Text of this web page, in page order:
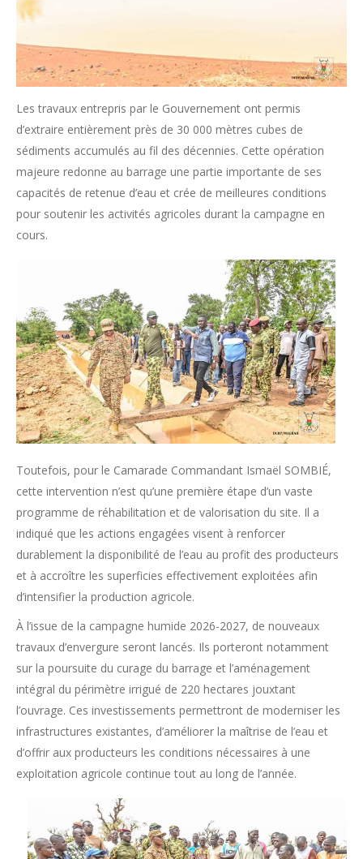
Les travaux entrepris par le Gouvernement ont permis
d’extraire entièrement près de 30 000 mètres cubes de
sédiments accumulés au fil des décennies. Cette opération
majeure redonne au barrage une partie importante de ses
capacités de retenue d’eau et crée de meilleures conditions
pour soutenir les activités agricoles durant la campagne en
cours.
Toutefois, pour le Camarade Commandant Ismaël SOMBIÉ,
cette intervention n’est qu’une première étape d’un vaste
programme de réhabilitation et de valorisation du site. Il a
indiqué que les actions engagées visent à renforcer
durablement la disponibilité de l’eau au profit des producteurs
et à accroître les superficies effectivement exploitées afin
d’intensifier la production agricole.
À l’issue de la campagne humide 2026-2027, de nouveaux
travaux d’envergure seront lancés. Ils porteront notamment
sur la poursuite du curage du barrage et l’aménagement
intégral du périmètre irrigué de 220 hectares jouxtant
l’ouvrage. Ces investissements permettront de moderniser les
infrastructures existantes, d’améliorer la maîtrise de l’eau et
d’offrir aux producteurs les conditions nécessaires à une
exploitation agricole continue tout au long de l’année.